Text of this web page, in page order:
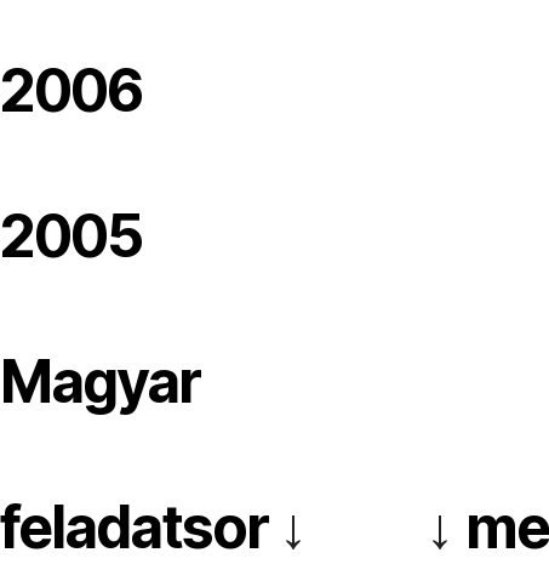
2006
2005
Magyar
feladatsor ↓ ↓